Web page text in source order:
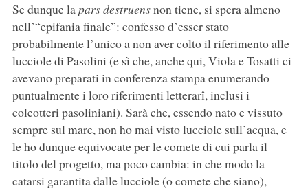
Se dunque lapars destruensnon tiene, si spera almeno
nell’“epifania finale”: confesso d’esser stato
probabilmente l’unico a non aver colto il riferimento alle
lucciole di Pasolini (e sì che, anche qui, Viola e Tosatti ci
avevano preparati in conferenza stampa enumerando
puntualmente i loro riferimenti letterarî, inclusi i
coleotteri pasoliniani). Sarà che, essendo nato e vissuto
sempre sul mare, non ho mai visto lucciole sull’acqua, e
le ho dunque equivocate per le comete di cui parla il
titolo del progetto, ma poco cambia: in che modo la
catarsi garantita dalle lucciole (o comete che siano),